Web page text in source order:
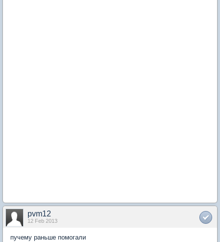
pvm12
12 Feb 2013
пучему раньше помогали